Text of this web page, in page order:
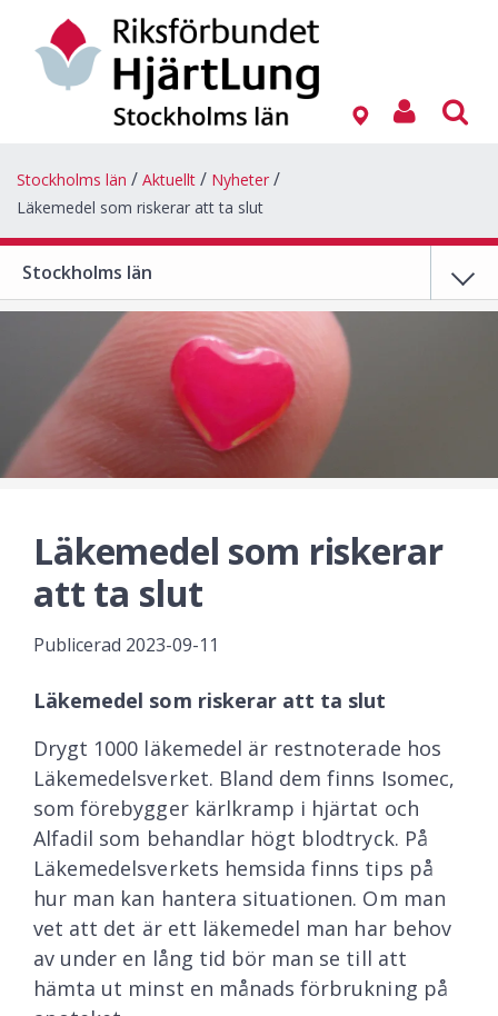
Stockholms län Aktuellt
Nyheter
Läkemedel som riskerar att ta slut
Stockholms län
Läkemedel som riskerar
att ta slut
Publicerad 2023-09-11
Läkemedel som riskerar att ta slut
Drygt 1000 läkemedel är restnoterade hos
Läkemedelsverket. Bland dem finns Isomec,
som förebygger kärlkramp i hjärtat och
Alfadil som behandlar högt blodtryck. På
Läkemedelsverkets hemsida finns tips på
hur man kan hantera situationen. Om man
vet att det är ett läkemedel man har behov
av under en lång tid bör man se till att
hämta ut minst en månads förbrukning på